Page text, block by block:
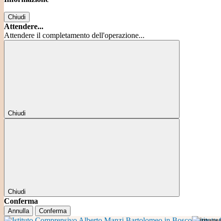
Chiudi
Attendere...
Attendere il completamento dell'operazione...
Chiudi
Chiudi
Conferma
Annulla Conferma